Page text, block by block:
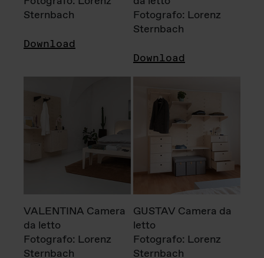
Sternbach
Download
Fotografo: Lorenz
Sternbach
Download
VALENTINA Camera
da letto
Fotografo: Lorenz
Sternbach
GUSTAV Camera da
letto
Fotografo: Lorenz
Sternbach